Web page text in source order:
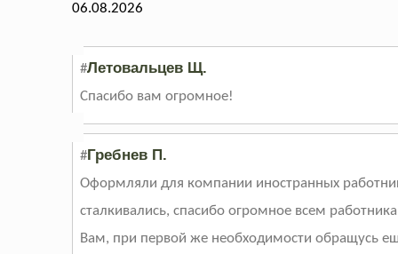
06.08.2026
#Летовальцев Щ.
Спасибо вам огромное!
#Гребнев П.
Оформляли для компании иностранных
сталкивались, спасибо огромное всем
Вам, при первой же необходимости обращусь